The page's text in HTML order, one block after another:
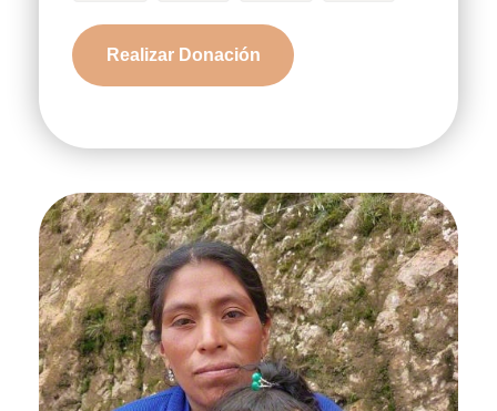
Aleisa
Elena
cantidad
Realizar Donación